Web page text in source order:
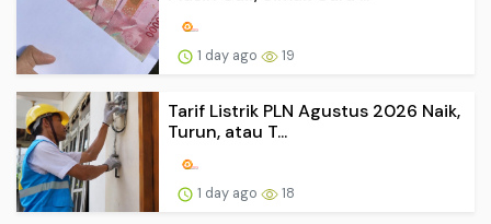
1 day ago 19
Tarif Listrik PLN Agustus 2026 Naik,
Turun, atau T...
1 day ago 18